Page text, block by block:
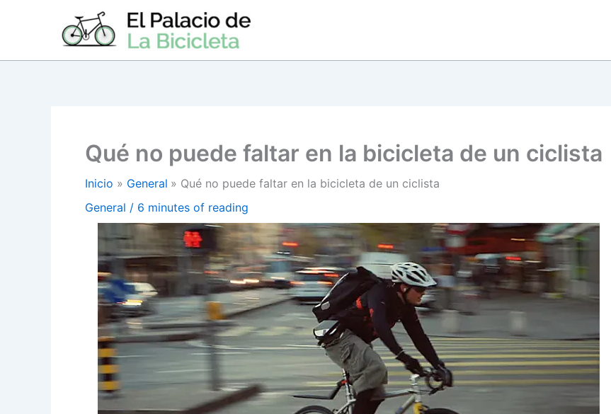
Qué no puede faltar en la bicicleta de un ciclista
Inicio General
Qué no puede faltar en la bicicleta de un ciclista
General / 6 minutes of reading